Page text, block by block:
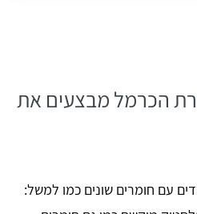
הכרמל מבצעים את
עם חומרים שונים כמו למשל: